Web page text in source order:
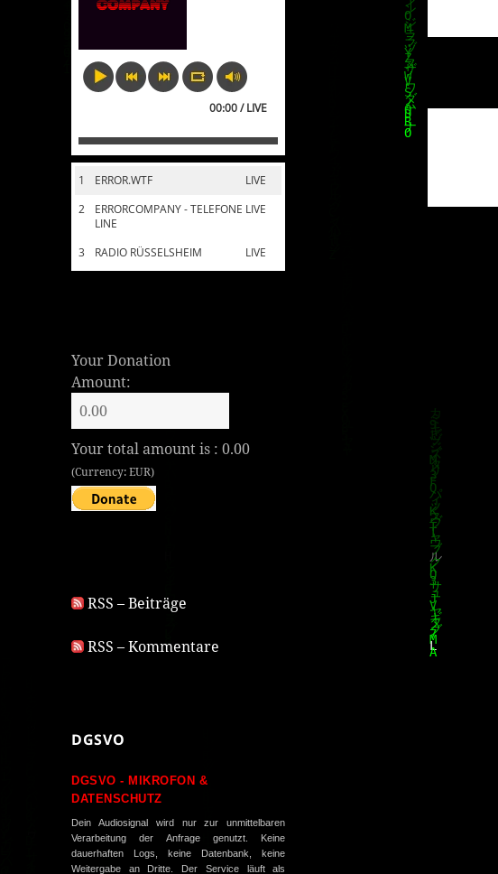
00:00 / LIVE
1 LIVE
ERROR.WTF
2
LIVE
ERRORCOMPANY - TELEFONE
LINE
3
LIVE
RADIO RÜSSELSHEIM
Your Donation
Amount:
Your total amount is :0.00
(Currency: EUR)
RSS – Beiträge
RSS – Kommentare
DGSVO
DGSVO - MIKROFON &
DATENSCHUTZ
Dein Audiosignal wird nur zur unmittelbaren
Verarbeitung der Anfrage genutzt. Keine
dauerhaften Logs, keine Datenbank, keine
Weitergabe an Dritte. Der Service läuft als